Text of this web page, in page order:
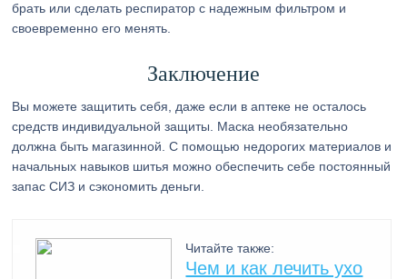
брать или сделать респиратор с надежным фильтром и
своевременно его менять.
Заключение
Вы можете защитить себя, даже если в аптеке не осталось
средств индивидуальной защиты. Маска необязательно
должна быть магазинной. С помощью недорогих материалов и
начальных навыков шитья можно обеспечить себе постоянный
запас СИЗ и сэкономить деньги.
Читайте также:
Чем и как лечить ухо